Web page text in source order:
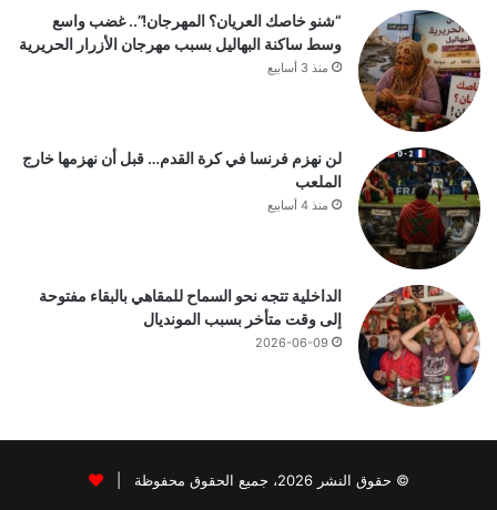
“شنو خاصك العريان؟ المهرجان!”.. غضب واسع
وسط ساكنة البهاليل بسبب مهرجان الأزرار الحريرية
منذ 3 أسابيع
لن نهزم فرنسا في كرة القدم… قبل أن نهزمها خارج
الملعب
منذ 4 أسابيع
الداخلية تتجه نحو السماح للمقاهي بالبقاء مفتوحة
إلى وقت متأخر بسبب المونديال
2026-06-09
© حقوق النشر 2026، جميع الحقوق محفوظة |